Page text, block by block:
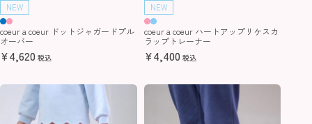
coeur a coeur ドットジャガードプル
オーバー
NEW
¥4,620 税込
coeur a coeur ハートアップリケスカ
ラップトレーナー
NEW
¥4,400 税込